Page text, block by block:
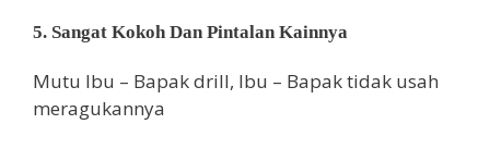
5. Sangat Kokoh Dan Pintalan Kainnya
Mutu Ibu – Bapak drill, Ibu – Bapak tidak usah
meragukannya